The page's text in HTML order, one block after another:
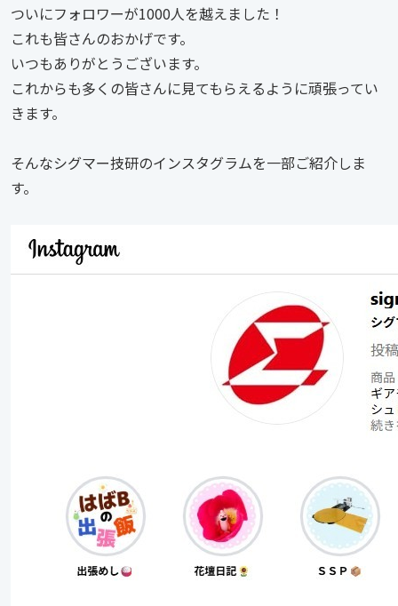
ついにフォロワーが1000人を越えました！
これも皆さんのおかげです。
いつもありがとうございます。
これからも多くの皆さんに見てもらえるように頑張ってい
きます。
そんなシグマー技研のインスタグラムを一部ご紹介しま
す。